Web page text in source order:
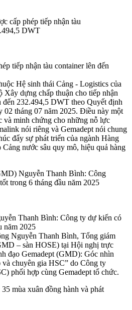
tiếp nhận tàu container lên đến
Hệ sinh thái Cảng - Logistics của
dựng chấp thuận cho tiếp nhận
đến 232.494,5 DWT theo Quyết định
tháng 07 năm 2025. Điều này một
và minh chứng cho những nỗ lực
nói riêng và Gemadept nói chung
đẩy sự phát triển của ngành Hàng
nước sâu quy mô, hiệu quả hàng
Thanh Bình: Công ty dự kiến có
năm 2025
Nguyễn Thanh Bình, Tổng giám
– sàn HOSE) tại Hội nghị trực
đạo Gemadept (GMD): Góc nhìn
và chuyên gia HSC” do Công ty
phối hợp cùng Gemadept tổ chức.